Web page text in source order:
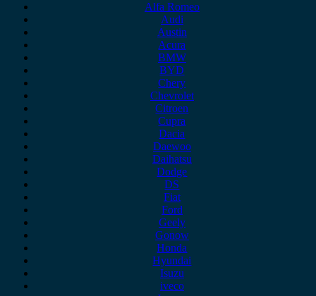
Alfa Romeo
Audi
Austin
Acura
BMW
BYD
Chery
Chevrolet
Citroen
Cupra
Dacia
Daewoo
Daihatsu
Dodge
DS
Fiat
Ford
Geely
Gonow
Honda
Hyundai
Isuzu
iveco